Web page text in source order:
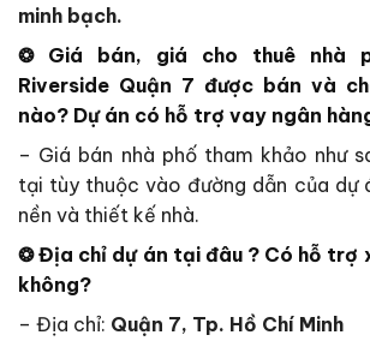
minh bạch.
❂ Giá bán, giá cho thuê nhà
Riverside Quận 7 được bán và
nào? Dự án có hỗ trợ vay ngân
– Giá bán nhà phố tham khảo như
tại tùy thuộc vào đường dẫn của dự
nền và thiết kế nhà.
❂ Địa chỉ dự án tại đâu ? Có hỗ trợ
không?
– Địa chỉ: Quận 7, Tp. Hồ Chí Minh